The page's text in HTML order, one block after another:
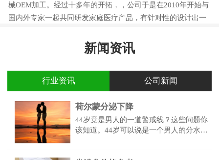
械OEM加工。经过十多年的开拓，，公司于是在2010年开始与
国内外专家一起共同研发家庭医疗产品，有针对性的设计出一
新闻资讯
行业资讯 公司新闻
荷尔蒙分泌下降
44岁竟是男人的一道警戒线？这些问题你
该知道。44岁可以说是一个男人的分水岭